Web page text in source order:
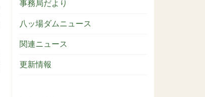
事務局だより
八ッ場ダムニュース
関連ニュース
更新情報